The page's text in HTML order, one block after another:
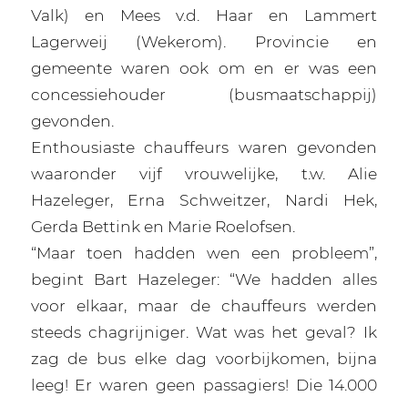
Valk) en Mees v.d. Haar en Lammert
Lagerweij (Wekerom). Provincie en
gemeente waren ook om en er was een
concessiehouder (busmaatschappij)
gevonden.
Enthousiaste chauffeurs waren gevonden
waaronder vijf vrouwelijke, t.w. Alie
Hazeleger, Erna Schweitzer, Nardi Hek,
Gerda Bettink en Marie Roelofsen.
“Maar toen hadden wen een probleem”,
begint Bart Hazeleger: “We hadden alles
voor elkaar, maar de chauffeurs werden
steeds chagrijniger. Wat was het geval? Ik
zag de bus elke dag voorbijkomen, bijna
leeg! Er waren geen passagiers! Die 14.000